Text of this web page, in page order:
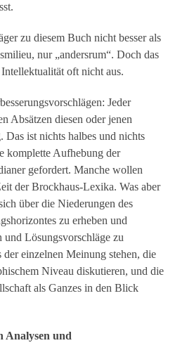
zu diesem Buch nicht besser als
nur „andersrum“. Doch das
oft nicht aus.
Jeder
Absätzen diesen oder jenen
Das ist nichts halbes und nichts
komplette Aufhebung der
gefordert. Manche wollen
der Brockhaus-Lexika. Was aber
über die Niederungen des
zu erheben und
und Lösungsvorschläge zu
der einzelnen Meinung stehen, die
Niveau diskutieren, und die
als Ganzes in den Blick
Analysen und